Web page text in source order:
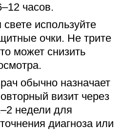
часов.
используйте
очки. Не трите
может снизить
обычно назначает
визит через
недели для
диагноза или